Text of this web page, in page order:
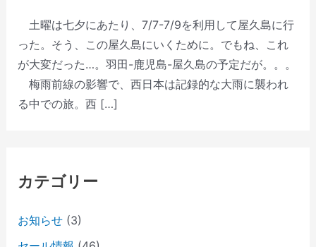
土曜は七夕にあたり、7/7-7/9を利用して屋久島に行
った。そう、この屋久島にいくために。でもね、これ
が大変だった…。羽田-鹿児島-屋久島の予定だが。。。
梅雨前線の影響で、西日本は記録的な大雨に襲われ
る中での旅。西 […]
カテゴリー
お知らせ(3)